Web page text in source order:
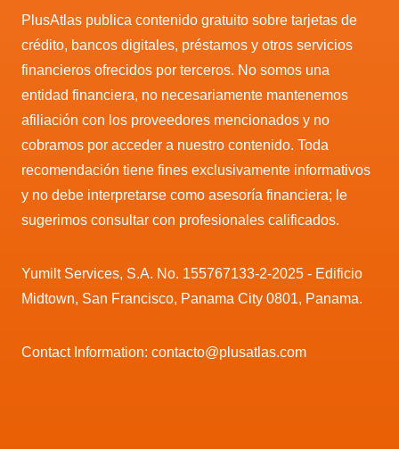
PlusAtlas publica contenido gratuito sobre tarjetas de
crédito, bancos digitales, préstamos y otros servicios
financieros ofrecidos por terceros. No somos una
entidad financiera, no necesariamente mantenemos
afiliación con los proveedores mencionados y no
cobramos por acceder a nuestro contenido. Toda
recomendación tiene fines exclusivamente informativos
y no debe interpretarse como asesoría financiera; le
sugerimos consultar con profesionales calificados.
Yumilt Services, S.A. No. 155767133-2-2025 - Edificio
Midtown, San Francisco, Panama City 0801, Panama.
Contact Information: contacto@plusatlas.com